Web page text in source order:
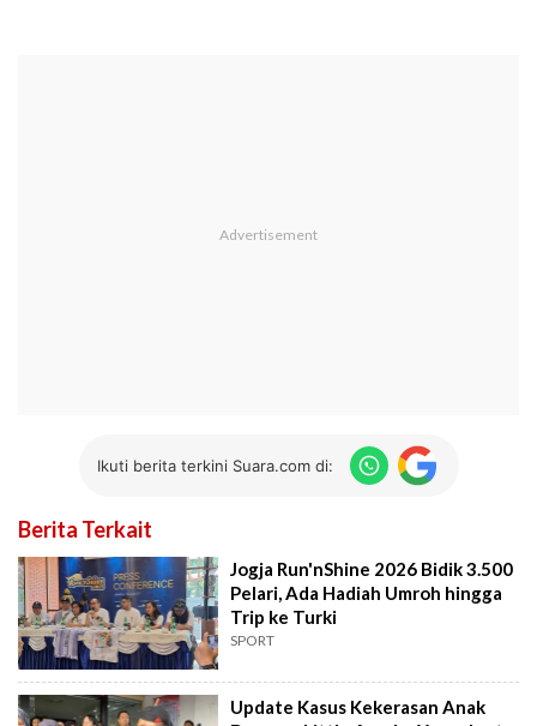
Ikuti berita terkini Suara.com di:
Berita Terkait
Jogja Run'nShine 2026 Bidik 3.500
Pelari, Ada Hadiah Umroh hingga
Trip ke Turki
SPORT
Update Kasus Kekerasan Anak